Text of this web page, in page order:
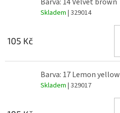
Skladem | 329014
105 Kč
Barva: 17 Lemon yellow
Skladem | 329017